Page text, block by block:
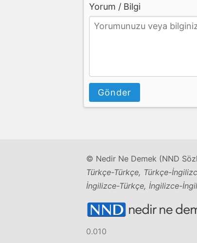
Yorum / Bilgi
Gönder
© Nedir Ne Demek (NND
Türkçe-Türkçe, Türkçe-
İngilizce-Türkçe, İngilizce-
0.010